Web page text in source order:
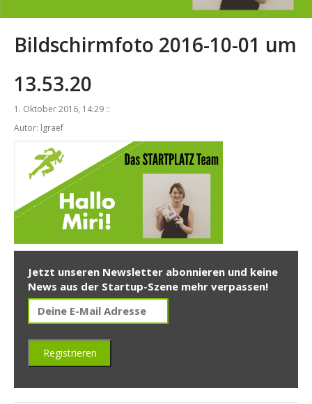
Bildschirmfoto 2016-10-01 um
13.53.20
1. Oktober 2016, 14:29 ::
Autor: lgraef
Jetzt unseren Newsletter abonnieren und keine
News aus der Startup-Szene mehr verpassen!